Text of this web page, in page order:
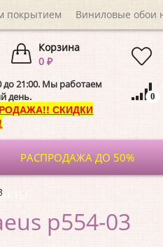
покрытием Виниловые обои
Корзина
0 ₽
до 21:00. Мы работаем
день.
СКИДКИ
0
РАСПРОДАЖА ДО 50%
p554-03